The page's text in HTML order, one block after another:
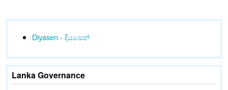
Diyasen - දියසෙන්
Lanka Governance